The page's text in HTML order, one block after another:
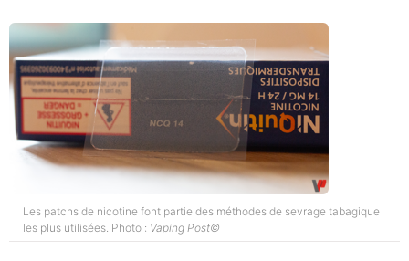
Les patchs de nicotine font partie des méthodes de sevrage tabagique
les plus utilisées. Photo : Vaping Post©